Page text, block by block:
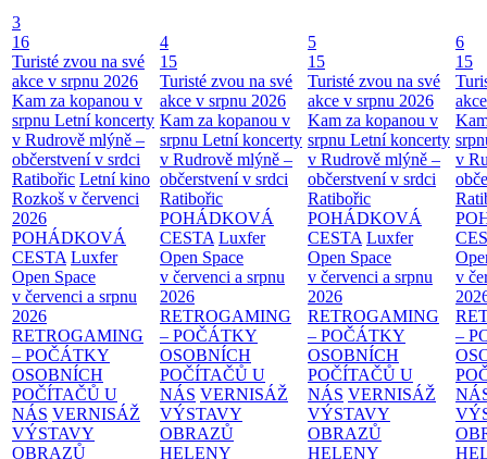
3
16
Turisté zvou na své
akce v srpnu 2026
Kam za kopanou v
srpnu Letní koncerty
v Rudrově mlýně –
občerstvení v srdci
Ratibořic Letní kino
Rozkoš v červenci
2026
POHÁDKOVÁ
CESTA Luxfer
Open Space
v červenci a srpnu
2026
RETROGAMING
– POČÁTKY
OSOBNÍCH
POČÍTAČŮ U
NÁS VERNISÁŽ
VÝSTAVY
OBRAZŮ
4
15
Turisté zvou na své
akce v srpnu 2026
Kam za kopanou v
srpnu Letní koncerty
v Rudrově mlýně –
občerstvení v srdci
Ratibořic
POHÁDKOVÁ
CESTA Luxfer
Open Space
v červenci a srpnu
2026
RETROGAMING
– POČÁTKY
OSOBNÍCH
POČÍTAČŮ U
NÁS VERNISÁŽ
VÝSTAVY
OBRAZŮ
HELENY
5
15
Turisté zvou na své
akce v srpnu 2026
Kam za kopanou v
srpnu Letní koncerty
v Rudrově mlýně –
občerstvení v srdci
Ratibořic
POHÁDKOVÁ
CESTA Luxfer
Open Space
v červenci a srpnu
2026
RETROGAMING
– POČÁTKY
OSOBNÍCH
POČÍTAČŮ U
NÁS VERNISÁŽ
VÝSTAVY
OBRAZŮ
HELENY
6
15
v
v
–